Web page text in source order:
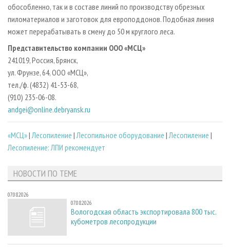
обособленно, так и в составе линий по производству обрезных
пиломатериалов и заготовок для европоддонов. Подобная линия
может перерабатывать в смену до 50 м круглого леса.
Представительство компании ООО «МСЦ»
241019, Россия, Брянск,
ул. Фрунзе, 64, ООО «МСЦ»,
тел./ф. (4832) 41-53-68,
(910) 235-06-08.
andgei@online.debryansk.ru
«МСЦ»|Лесопиление |Лесопильное оборудование |Лесопиление |
Лесопиление: ЛПИ рекомендует
НОВОСТИ ПО ТЕМЕ
07.08.2026
07.08.2026
Вологодская область экспортировала 800 тыс.
кубометров лесопродукции